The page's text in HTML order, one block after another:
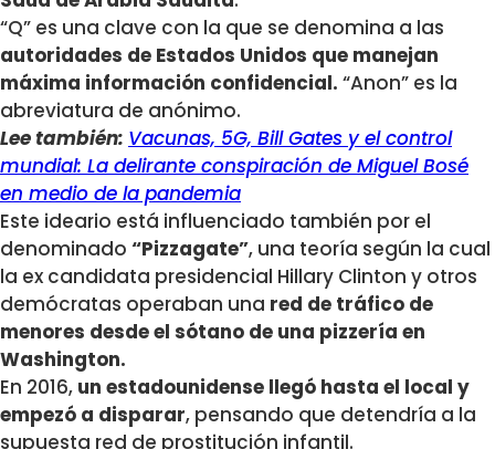
“Q” es una clave con la que se denomina a las
autoridades de Estados Unidos que manejan
máxima información confidencial. “Anon” es la
abreviatura de anónimo.
Lee también: Vacunas, 5G, Bill Gates y el control
mundial: La delirante conspiración de Miguel Bosé
en medio de la pandemia
Este ideario está influenciado también por el
denominado “Pizzagate”, una teoría según la cual
la ex candidata presidencial Hillary Clinton y otros
demócratas operaban una red de tráfico de
menores desde el sótano de una pizzería en
Washington.
En 2016, un estadounidense llegó hasta el local y
empezó a disparar, pensando que detendría a la
supuesta red de prostitución infantil.